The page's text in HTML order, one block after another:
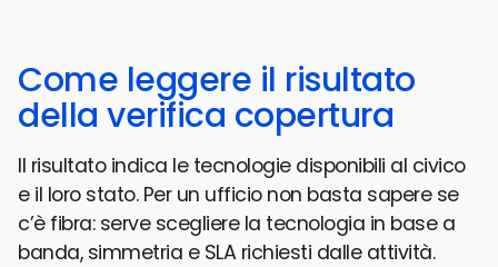
Come leggere il risultato
della verifica copertura
Il risultato indica le tecnologie disponibili al civico
e il loro stato. Per un ufficio non basta sapere se
c’è fibra: serve scegliere la tecnologia in base a
banda, simmetria e SLA richiesti dalle attività.